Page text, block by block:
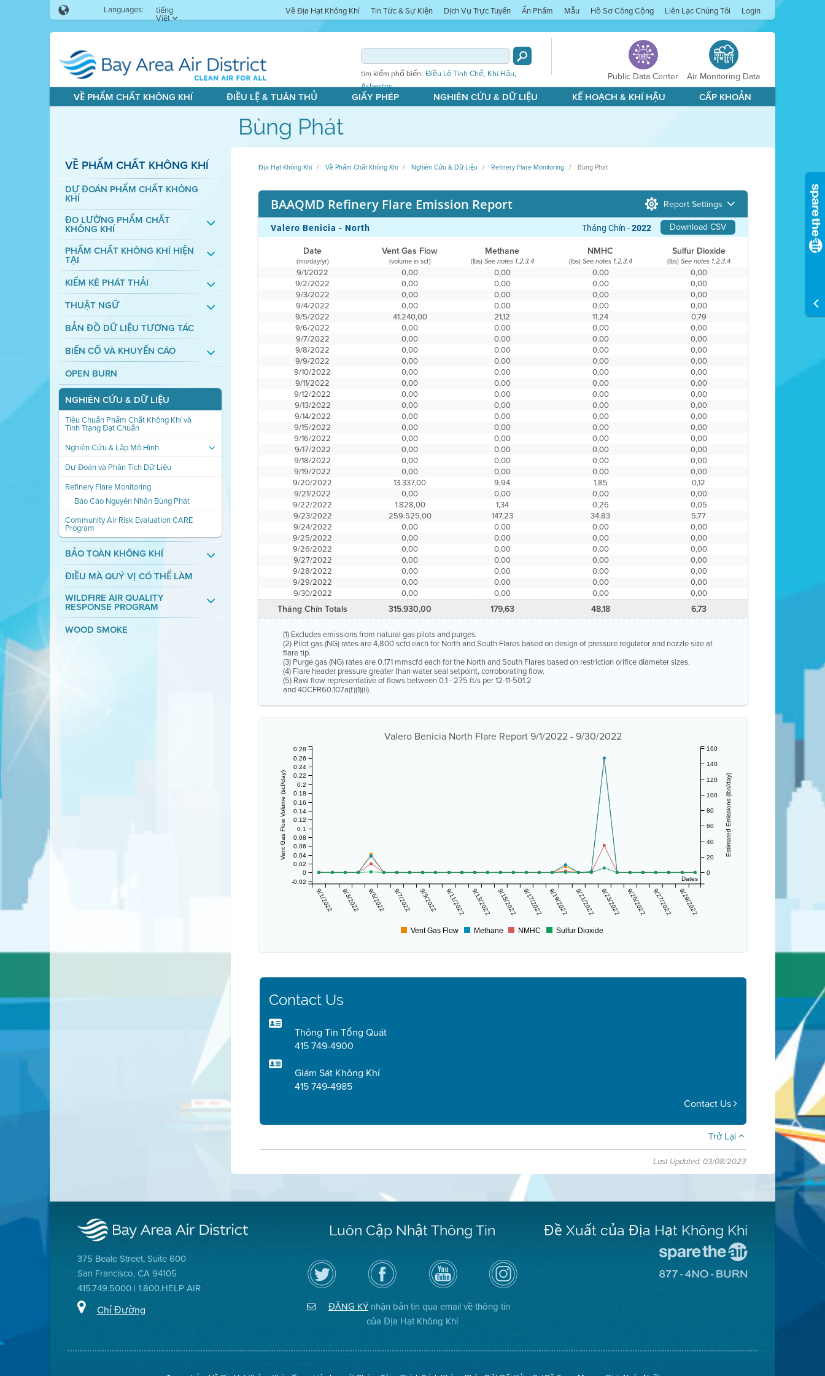
Languages: tiếng
Việt
Về Địa Hạt Không Khí Tin Tức & Sự Kiện Dịch Vụ Trực Tuyến Ấn Phẩm Mẫu Hồ Sơ Công Cộng Liên Lạc Chúng Tôi Login
tìm kiếm phổ biến: Điều Lệ Tinh Chế, Khí Hậu,
Asbestos
Public Data Center Air Monitoring Data
VỀ PHẨM CHẤT KHÔNG KHÍ ĐIỀU LỆ & TUÂN THỦ GIẤY PHÉP NGHIÊN CỨU & DỮ LIỆU KẾ HOẠCH & KHÍ HẬU CẤP KHOẢN
Bùng Phát
VỀ PHẨM CHẤT KHÔNG KHÍ
DỰ ĐOÁN PHẨM CHẤT KHÔNG
KHÍ
ĐO LƯỜNG PHẨM CHẤT
KHÔNG KHÍ
PHẨM CHẤT KHÔNG KHÍ HIỆN
TẠI
KIỂM KÊ PHÁT THẢI
THUẬT NGỮ
BẢN ĐỒ DỮ LIỆU TƯƠNG TÁC
BIẾN CỐ VÀ KHUYẾN CÁO
OPEN BURN
NGHIÊN CỨU & DỮ LIỆU
Tiêu Chuẩn Phẩm Chất Không Khí và
Tình Trạng Đạt Chuẩn
Nghiên Cứu & Lập Mô Hình
Dự Đoán và Phân Tích Dữ Liệu
Refinery Flare Monitoring
Báo Cáo Nguyên Nhân Bùng Phát
Community Air Risk Evaluation CARE
Program
BẢO TOÀN KHÔNG KHÍ
ĐIỀU MÀ QUÝ VỊ CÓ THỂ LÀM
WILDFIRE AIR QUALITY
RESPONSE PROGRAM
WOOD SMOKE
Địa Hạt Không Khí Về Phẩm Chất Không Khí Nghiên Cứu & Dữ Liệu Refinery Flare Monitoring Bùng Phát
BAAQMD Refinery Flare Emission Report Report Settings
Valero Benicia - North Download CSV
Tháng Chín -2022
Date Vent Gas Flow Methane NMHC Sulfur Dioxide
(mo/day/yr) (volume in scf) (lbs) See notes 1,2,3,4 (lbs) See notes 1,2,3,4 (lbs) See notes 1,2,3,4
9/1/2022 0,00 0,00 0,00
0,00
9/2/2022
0,00 0,00 0,00
0,00
9/3/2022
0,00 0,00 0,00
0,00
9/4/2022
0,00 0,00 0,00
0,00
9/5/2022
41.240,00 21,12 11,24
0,79
9/6/2022
0,00 0,00 0,00
0,00
9/7/2022
0,00 0,00 0,00
0,00
9/8/2022
0,00 0,00 0,00
0,00
9/9/2022
0,00 0,00 0,00
0,00
9/10/2022
0,00 0,00 0,00
0,00
9/11/2022
0,00 0,00 0,00
0,00
9/12/2022
0,00 0,00 0,00
0,00
9/13/2022
0,00 0,00 0,00
0,00
9/14/2022
0,00 0,00 0,00
0,00
9/15/2022
0,00 0,00 0,00
0,00
9/16/2022
0,00 0,00 0,00
0,00
9/17/2022
0,00 0,00 0,00
0,00
9/18/2022
0,00 0,00 0,00
0,00
9/19/2022
0,00 0,00 0,00
0,00
9/20/2022
13.337,00 9,94 1,85
0,12
9/21/2022
0,00 0,00 0,00
0,00
9/22/2022
1.828,00 1,34 0,26
0,05
9/23/2022
259.525,00 147,23 34,83
5,77
9/24/2022
0,00 0,00 0,00
0,00
9/25/2022
0,00 0,00 0,00
0,00
9/26/2022
0,00 0,00 0,00
0,00
9/27/2022
0,00 0,00 0,00
0,00
9/28/2022
0,00 0,00 0,00
0,00
9/29/2022
0,00 0,00 0,00
0,00
9/30/2022
0,00 0,00 0,00 0,00
Tháng Chín Totals 315.930,00 179,63 48,18 6,73
(1) Excludes emissions from natural gas pilots and purges.
(2) Pilot gas (NG) rates are 4,800 scfd each for North and South Flares based on design of pressure regulator and nozzle size at
flare tip.
(3) Purge gas (NG) rates are 0.171 mmscfd each for the North and South Flares based on restriction orifice diameter sizes.
(4) Flare header pressure greater than water seal setpoint, corroborating flow.
(5) Raw flow representative of flows between 0.1 - 275 ft/s per 12-11-501.2
and 40CFR60.107a(f)(1)(ii).
Valero Benicia North Flare Report 9/1/2022 - 9/30/2022
Dates
9/1/2022 9/3/2022 9/5/2022 9/7/2022 9/9/2022 9/11/2022 9/13/2022 9/15/2022 9/17/2022 9/19/2022 9/21/2022 9/23/2022 9/25/2022 9/27/2022 9/29/2022
Vent Gas Flow Volume (scf/day)
-0.02
0
0.02
0.04
0.06
0.08
0.1
0.12
0.14
0.16
0.18
0.2
0.22
0.24
0.26
0.28
Estimated Emissions (lbs/day)
0
20
40
60
80
100
120
140
160
Vent Gas Flow Methane NMHC Sulfur Dioxide
Contact Us
Thông Tin Tổng Quát
415 749-4900
Giám Sát Không Khí
415 749-4985
Contact Us
Trở Lại
Last Updated: 03/08/2023
375 Beale Street, Suite 600
San Francisco, CA 94105
415.749.5000 | 1.800.HELP AIR
Chỉ Đường
Luôn Cập Nhật Thông Tin
Hãy
theo
dõi
Địa
Không
Truy
cập
Trang
Facebook
Địa
Hạt
Kênh
YouTube
của
Địa
Không
Air
District
on
Instagram
ĐĂNG KÝnhận bản tin qua email về thông tin
của Địa Hạt Không Khí
Đề Xuất của Địa Hạt Không Khí
Trang
Không
(Không